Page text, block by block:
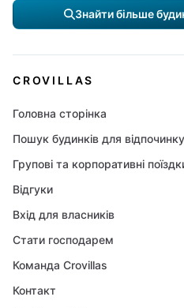
Знайти більше
CROVILLAS
Головна сторінка
Пошук будинків для
Групові та корпоративні
Відгуки
Вхід для власників
Стати господарем
Команда Crovillas
Контакт